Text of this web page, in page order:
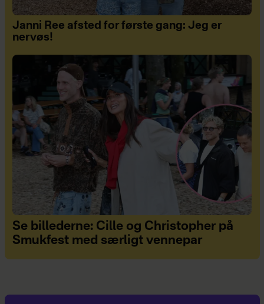
Janni Ree afsted for første gang: Jeg er
nervøs!
Se billederne: Cille og Christopher på
Smukfest med særligt vennepar